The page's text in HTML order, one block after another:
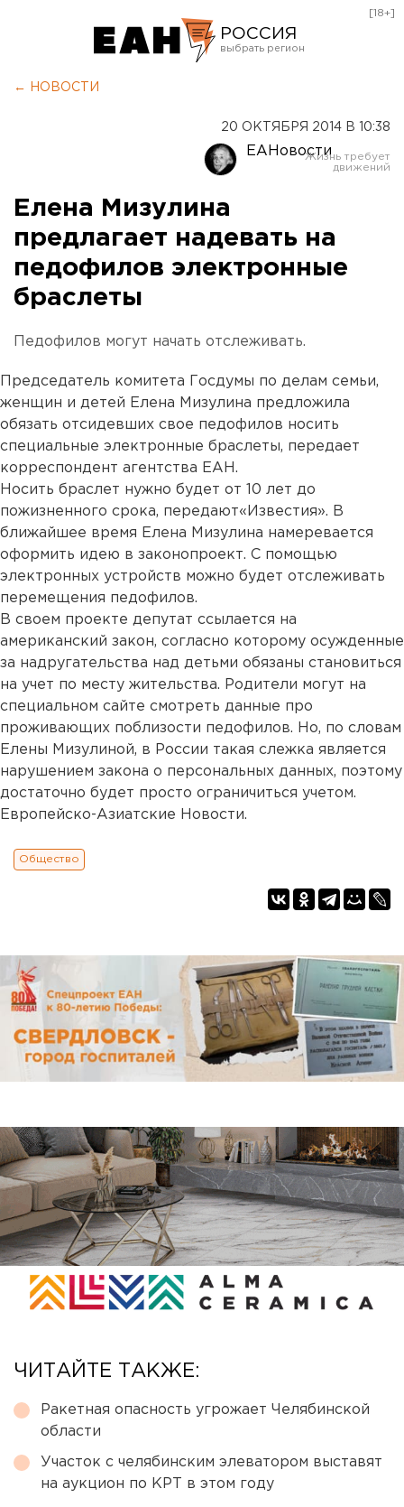
РОССИЯ
Оренбург
[18+]
← НОВОСТИ
20 ОКТЯБРЯ 2014 В 10:38
ЕАНовости
Елена Мизулина
предлагает надевать на
педофилов электронные
браслеты
Педофилов могут начать отслеживать.
Председатель комитета Госдумы по делам семьи,
женщин и детей Елена Мизулина предложила
обязать отсидевших свое педофилов носить
специальные электронные браслеты, передает
корреспондент агентства ЕАН.
Носить браслет нужно будет от 10 лет до
пожизненного срока, передают«Известия». В
ближайшее время Елена Мизулина намеревается
оформить идею в законопроект. С помощью
электронных устройств можно будет отслеживать
перемещения педофилов.
В своем проекте депутат ссылается на
американский закон, согласно которому осужденные
за надругательства над детьми обязаны становиться
на учет по месту жительства. Родители могут на
специальном сайте смотреть данные про
проживающих поблизости педофилов. Но, по словам
Елены Мизулиной, в России такая слежка является
нарушением закона о персональных данных, поэтому
достаточно будет просто ограничиться учетом.
Европейско-Азиатские Новости.
Общество
ЧИТАЙТЕ ТАКЖЕ:
Ракетная опасность угрожает Челябинской
области
Участок с челябинским элеватором выставят
на аукцион по КРТ в этом году